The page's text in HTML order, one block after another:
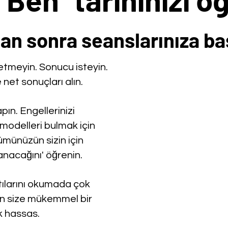
sonra seanslarınıza
Sonucu isteyin.
sonuçları alın.
Engellerinizi
bulmak için
sizin için
öğrenin.
okumada çok
size mükemmel bir
hassas.